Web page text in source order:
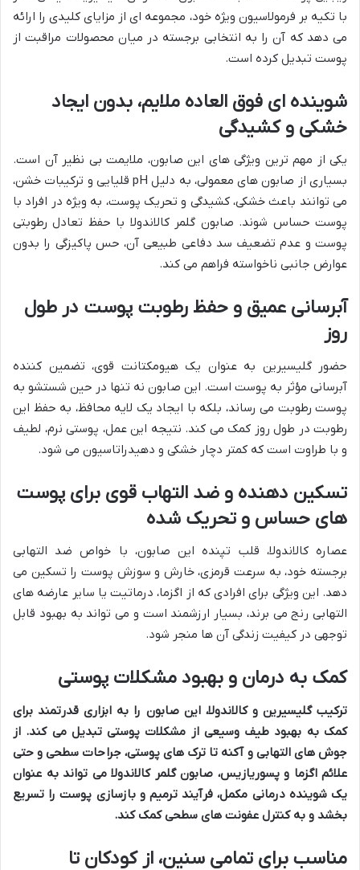
با تکیه بر فرمولاسیون ویژه خود، مجموعه ای از مزایای کلیدی را ارائه
می دهد که آن را به انتخابی برجسته در میان محصولات مراقبت از
پوست تبدیل کرده است.
شوینده ای فوق العاده ملایم، بدون ایجاد
خشکی و کشیدگی
یکی از مهم ترین ویژگی های این صابون، ملایمت بی نظیر آن است.
بسیاری از صابون های معمولی، به دلیل pH قلیایی و ترکیبات خشن،
می توانند باعث خشکی، کشیدگی و تحریک پوست، به ویژه در افراد با
پوست حساس شوند. صابون گلمر کالاندولا با حفظ تعادل رطوبتی
پوست و عدم تضعیف سد دفاعی طبیعی آن، حس پاکیزگی را بدون
عوارض جانبی ناخواسته فراهم می کند.
آبرسانی عمیق و حفظ رطوبت پوست در طول
روز
حضور گلیسیرین به عنوان یک هیومکتانت قوی، تضمین کننده
آبرسانی مؤثر به پوست است. این صابون نه تنها در حین شستشو به
پوست رطوبت می رساند، بلکه با ایجاد یک لایه محافظ، به حفظ این
رطوبت در طول روز کمک می کند. نتیجه این عمل، پوستی نرم، لطیف
و با طراوت است که کمتر دچار خشکی و دهیدراتاسیون می شود.
تسکین دهنده و ضد التهاب قوی برای پوست
های حساس و تحریک شده
عصاره کالاندولا، قلب تپنده این صابون، با خواص ضد التهابی
برجسته خود، به سرعت قرمزی، خارش و سوزش پوست را تسکین می
دهد. این ویژگی برای افرادی که از اگزما، درماتیت یا سایر عارضه های
التهابی رنج می برند، بسیار ارزشمند است و می تواند به بهبود قابل
توجهی در کیفیت زندگی آن ها منجر شود.
کمک به درمان و بهبود مشکلات پوستی
ترکیب گلیسیرین و کالاندولا، این صابون را به ابزاری قدرتمند برای
کمک به بهبود طیف وسیعی از مشکلات پوستی تبدیل می کند. از
جوش های التهابی و آکنه تا ترک های پوستی، جراحات سطحی و حتی
علائم اگزما و پسوریازیس، صابون گلمر کالاندولا می تواند به عنوان
یک شوینده درمانی مکمل، فرآیند ترمیم و بازسازی پوست را تسریع
بخشد و به کنترل عفونت های سطحی کمک کند.
مناسب برای تمامی سنین، از کودکان تا